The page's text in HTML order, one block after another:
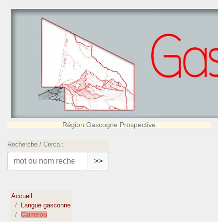
Région Gascogne Prospective
Recherche / Cerca :
>>
Accueil
Langue gasconne
Carrerou